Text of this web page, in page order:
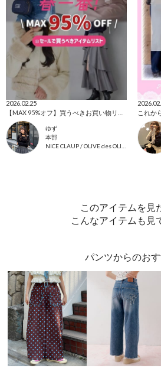
2026.02.25
ゆず
本部
これか
このアイテムを見
こんなアイテムも見
パンツからのお